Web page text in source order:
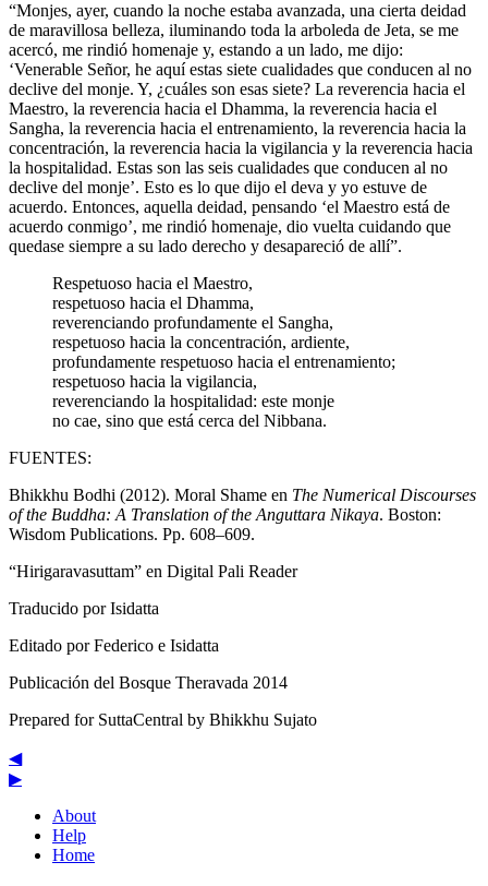
“Monjes, ayer, cuando la noche estaba avanzada, una cierta deidad
de maravillosa belleza, iluminando toda la arboleda de Jeta, se me
acercó, me rindió homenaje y, estando a un lado, me dijo:
‘Venerable Señor, he aquí estas siete cualidades que conducen al no
declive del monje. Y, ¿cuáles son esas siete? La reverencia hacia el
Maestro, la reverencia hacia el Dhamma, la reverencia hacia el
Sangha, la reverencia hacia el entrenamiento, la reverencia hacia la
concentración, la reverencia hacia la vigilancia y la reverencia hacia
la hospitalidad. Estas son las seis cualidades que conducen al no
declive del monje’. Esto es lo que dijo el deva y yo estuve de
acuerdo. Entonces, aquella deidad, pensando ‘el Maestro está de
acuerdo conmigo’, me rindió homenaje, dio vuelta cuidando que
quedase siempre a su lado derecho y desapareció de allí”.
Respetuoso hacia el Maestro,
respetuoso hacia el Dhamma,
reverenciando profundamente el Sangha,
respetuoso hacia la concentración, ardiente,
profundamente respetuoso hacia el entrenamiento;
respetuoso hacia la vigilancia,
reverenciando la hospitalidad: este monje
no cae, sino que está cerca del Nibbana.
FUENTES:
Bhikkhu Bodhi (2012). Moral Shame en The Numerical Discourses
of the Buddha: A Translation of the Anguttara Nikaya. Boston:
Wisdom Publications. Pp. 608–609.
“Hirigaravasuttam” en Digital Pali Reader
Traducido porIsidatta
Editado por Federico e Isidatta
Publicación del Bosque Theravada 2014
Prepared for SuttaCentral by Bhikkhu Sujato
◀
▶
About
Help
Home